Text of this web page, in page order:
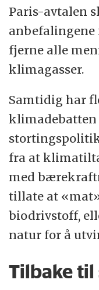
Paris-avtalen
anbefalingene
fjerne alle
klimagasser.
Samtidig har
klimadebatten
fra at
med
tillate at
biodrivstoff,
natur for å
Tilbake